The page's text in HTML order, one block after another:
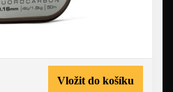
Vložit do košíku